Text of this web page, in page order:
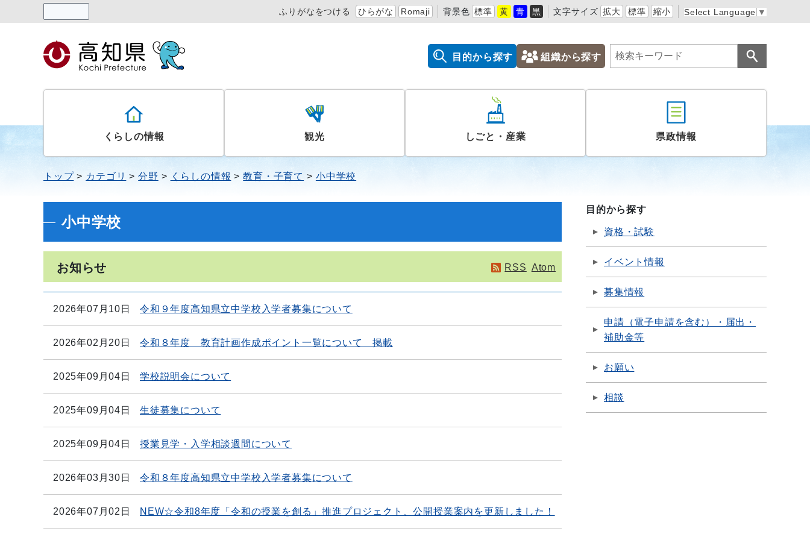
ふりがなをつける ひらがな Romaji 背景色 標準 黄 青 黒 文字サイズ 拡大 標準 縮小 Select Language ▼
目的から探す 組織から探す
くらしの情報 観光 しごと・産業 県政情報
トップ カテゴリ 分野 くらしの情報 教育・子育て 小中学校
小中学校
お知らせ RSS Atom
2026年07月10日 令和９年度高知県立中学校入学者募集について
2026年02月20日 令和８年度 教育計画作成ポイント一覧について 掲載
2025年09月04日 学校説明会について
2025年09月04日 生徒募集について
2025年09月04日 授業見学・入学相談週間について
2026年03月30日 令和８年度高知県立中学校入学者募集について
2026年07月02日 NEW☆令和8年度「令和の授業を創る」推進プロジェクト、公開授業案内を更新しました！
目的から探す
資格・試験
イベント情報
募集情報
申請（電子申請を含む）・届出・
補助金等
お願い
相談